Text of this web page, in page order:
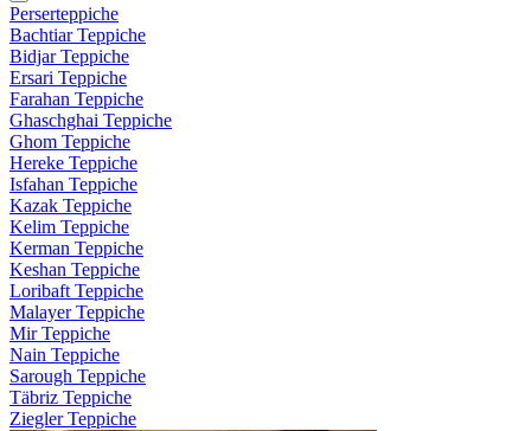
Perserteppiche
Bachtiar Teppiche
Bidjar Teppiche
Ersari Teppiche
Farahan Teppiche
Ghaschghai Teppiche
Ghom Teppiche
Hereke Teppiche
Isfahan Teppiche
Kazak Teppiche
Kelim Teppiche
Kerman Teppiche
Keshan Teppiche
Loribaft Teppiche
Malayer Teppiche
Mir Teppiche
Nain Teppiche
Sarough Teppiche
Täbriz Teppiche
Ziegler Teppiche